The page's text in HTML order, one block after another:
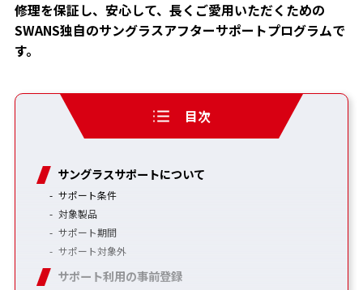
修理を保証し、安心して、長くご愛用いただくための
SWANS独自のサングラスアフターサポートプログラムで
す。
目次
サングラスサポートについて
サポート条件
対象製品
サポート期間
サポート対象外
サポート利用の事前登録